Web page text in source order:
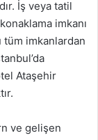
İş veya tatil
imkanı
tüm imkanlardan
Ataşehir
ve gelişen